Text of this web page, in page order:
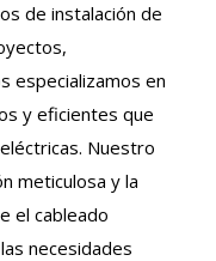
de instalación de
especializamos en
y eficientes que
Nuestro
meticulosa y la
el cableado
necesidades